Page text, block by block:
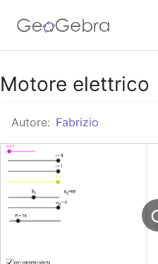
Google Classroom
GeoGebra Classroom
Motore elettrico
Autore: Fabrizio